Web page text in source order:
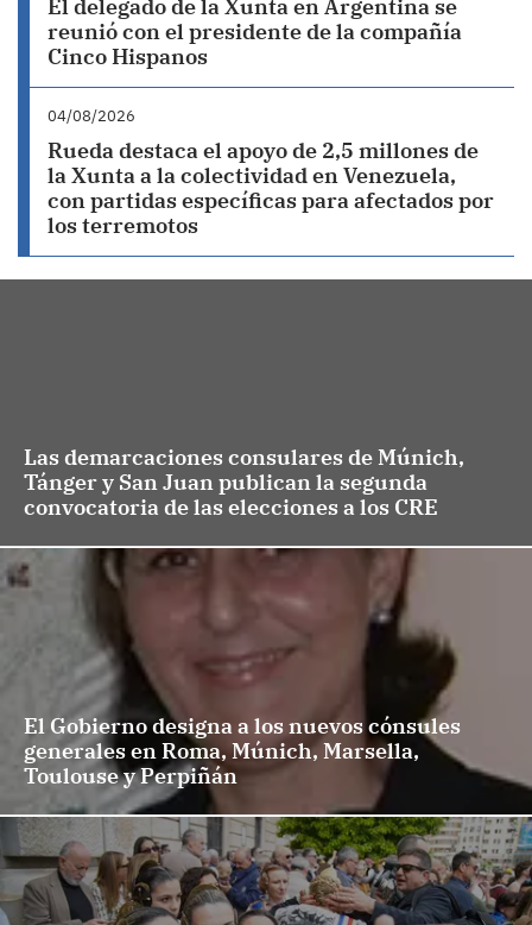
El delegado de la Xunta en Argentina se
reunió con el presidente de la compañía
Cinco Hispanos
04/08/2026
Rueda destaca el apoyo de 2,5 millones de
la Xunta a la colectividad en Venezuela,
con partidas específicas para afectados por
los terremotos
Las demarcaciones consulares de Múnich,
Tánger y San Juan publican la segunda
convocatoria de las elecciones a los CRE
El Gobierno designa a los nuevos cónsules
generales en Roma, Múnich, Marsella,
Toulouse y Perpiñán